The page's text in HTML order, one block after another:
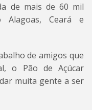
de mais de 60 mil
Alagoas, Ceará e
de amigos que
o Pão de Açúcar
muita gente a ser